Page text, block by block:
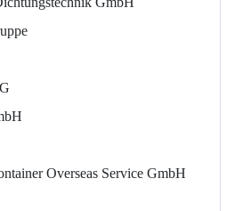
Overseas Service GmbH